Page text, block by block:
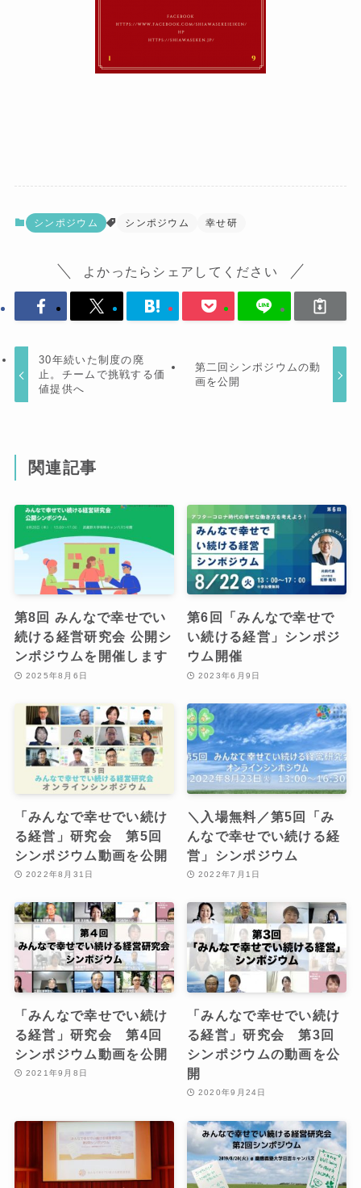
シンポジウム シンポジウム 幸せ研
よかったらシェアしてください
30年続いた制度の廃
止。チームで挑戦する価
値提供へ
第二回シンポジウムの動
画を公開
関連記事
第8回 みんなで幸せでい
続ける経営研究会 公開シ
ンポジウムを開催します
2025年8月6日
第6回「みんなで幸せで
い続ける経営」シンポジ
ウム開催
2023年6月9日
「みんなで幸せでい続け
る経営」研究会 第5回
シンポジウム動画を公開
2022年8月31日
＼入場無料／第5回「み
んなで幸せでい続ける経
営」シンポジウム
2022年7月1日
「みんなで幸せでい続け
る経営」研究会 第4回
シンポジウム動画を公開
2021年9月8日
「みんなで幸せでい続け
る経営」研究会 第3回
シンポジウムの動画を公
開
2020年9月24日